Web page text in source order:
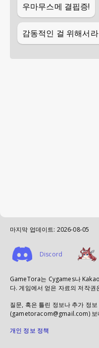
우마무스메 결핍증!
감동적인 걸 위해서
마지막 업데이트: 2026-08-05
Discord
GameTora는 Cygames나
다. 게임에서 얻은 자료의 저작
질문, 혹은 틀린 정보나 추가 정
(gametoracom@gmail.com) 보
개인 정보 정책